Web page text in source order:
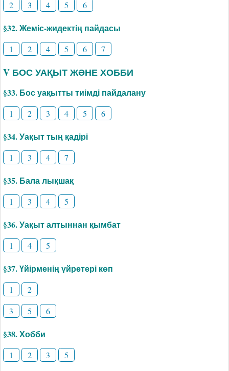
2 3 4 5 6
§32. Жеміс-жидектің пайдасы
1 2 4 5 6 7
V БОС УАҚЫТ ЖӘНЕ ХОББИ
§33. Бос уақытты тиімді пайдалану
1 2 3 4 5 6
§34. Уақыт тың қадірі
1 3 4 7
§35. Бала лықшақ
1 3 4 5
§36. Уақыт алтыннан қымбат
1 4 5
§37. Үйірменің үйретері көп
1
2
3
5 6
§38. Хобби
1 2 3 5